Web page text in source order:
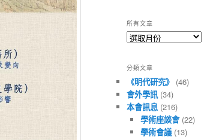
所有文章
所
章
分類文章
《明代研究》 (46)
會外學訊 (34)
本會訊息 (216)
學術座談會(22)
學術會議(13)